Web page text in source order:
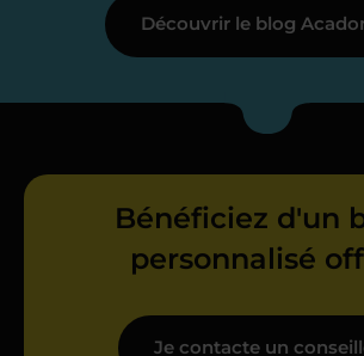
Découvrir le blog
Bénéficiez d'un
personnalisé
Je contacte un